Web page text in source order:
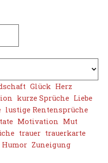
Glück Herz
kurze Sprüche Liebe
lustige Rentensprüche
Motivation Mut
trauer trauerkarte
Zuneigung